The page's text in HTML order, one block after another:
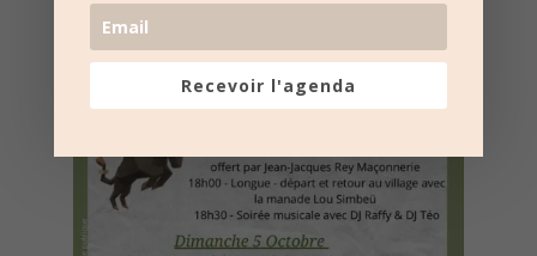
Recevoir l'agenda